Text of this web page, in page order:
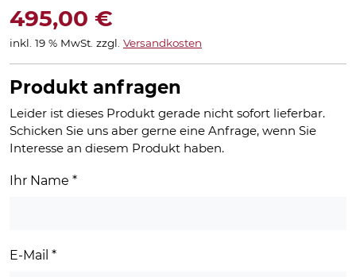
495,00 €
inkl. 19 % MwSt. zzgl. Versandkosten
Produkt anfragen
Leider ist dieses Produkt gerade nicht sofort lieferbar.
Schicken Sie uns aber gerne eine Anfrage, wenn Sie
Interesse an diesem Produkt haben.
Ihr Name *
E-Mail *